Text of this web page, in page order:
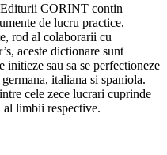
CORINT contin
de lucru practice,
rod al colaborarii cu
aceste dictionare sunt
initieze sau sa se perfectioneze
italiana si spaniola.
cele zece lucrari cuprinde
limbii respective.